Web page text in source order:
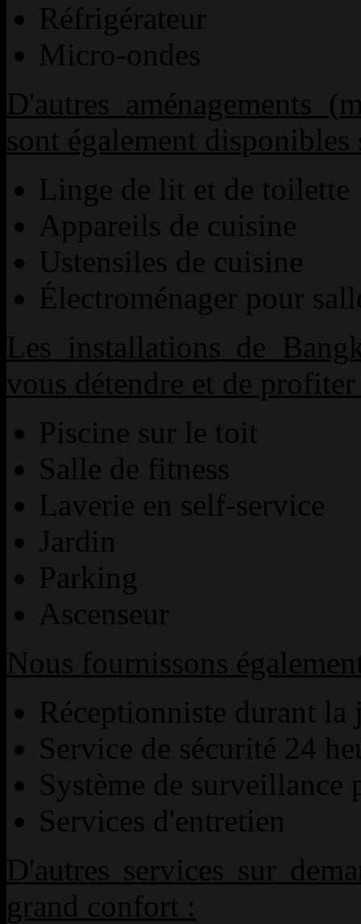
Réfrigérateur
Micro-ondes
D'autres aménagements
sont également
Linge de lit et de toilette
Appareils de cuisine
Ustensiles de cuisine
Électroménager pour
Les installations de
vous détendre et de
Piscine sur le toit
Salle de fitness
Laverie en self-service
Jardin
Parking
Ascenseur
Nous fournissons
Réceptionniste durant la
Service de sécurité 24
Système de surveillance
Services d'entretien
D'autres services sur
grand confort :